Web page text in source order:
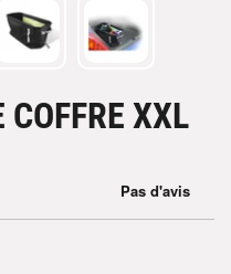
COFFRE XXL